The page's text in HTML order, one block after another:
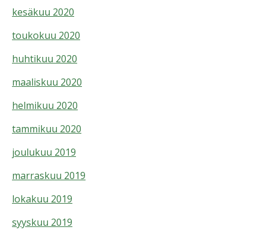
kesäkuu 2020
toukokuu 2020
huhtikuu 2020
maaliskuu 2020
helmikuu 2020
tammikuu 2020
joulukuu 2019
marraskuu 2019
lokakuu 2019
syyskuu 2019